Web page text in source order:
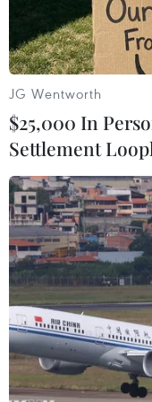
thử nghiệm
tương lai này.
Bất chấp những
Civic đời 2012
bề rộng hai
có kích thước
Khoảng
năng vẫn không
Với động cơ, có
dụng một động
bản máy dầu
đến 140 mã lực.
JG Wentworth
$25,000 In
Settlement